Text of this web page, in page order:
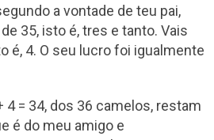
a vontade de teu pai,
35, isto é, tres e tanto. Vais
é, 4. O seu lucro foi igualmente
4 = 34, dos 36 camelos, restam
é do meu amigo e